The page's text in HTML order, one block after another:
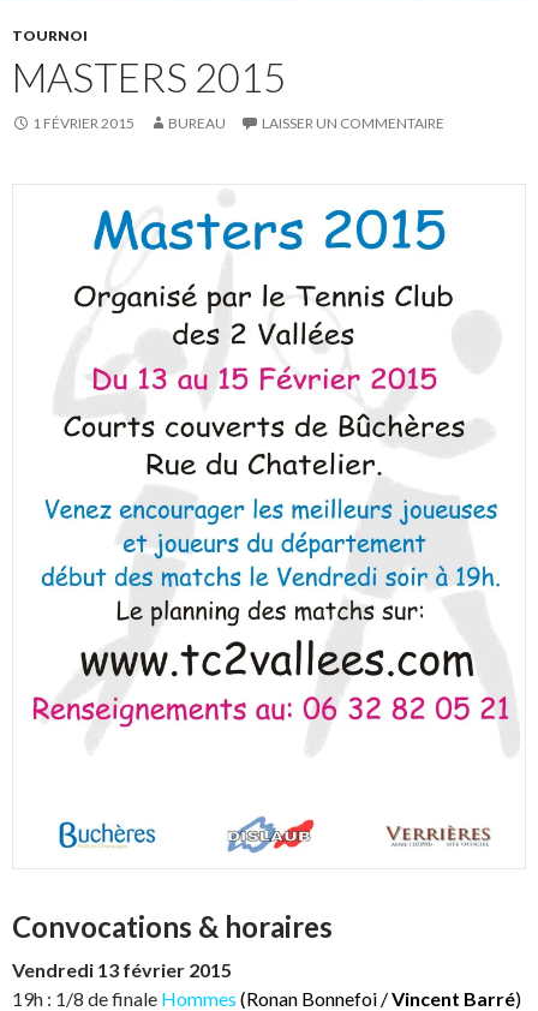
TOURNOI
MASTERS 2015
1 FÉVRIER 2015 BUREAU LAISSER UN COMMENTAIRE
Convocations & horaires
Vendredi 13 février 2015
19h : 1/8 de finale Hommes (Ronan Bonnefoi /Vincent Barré)